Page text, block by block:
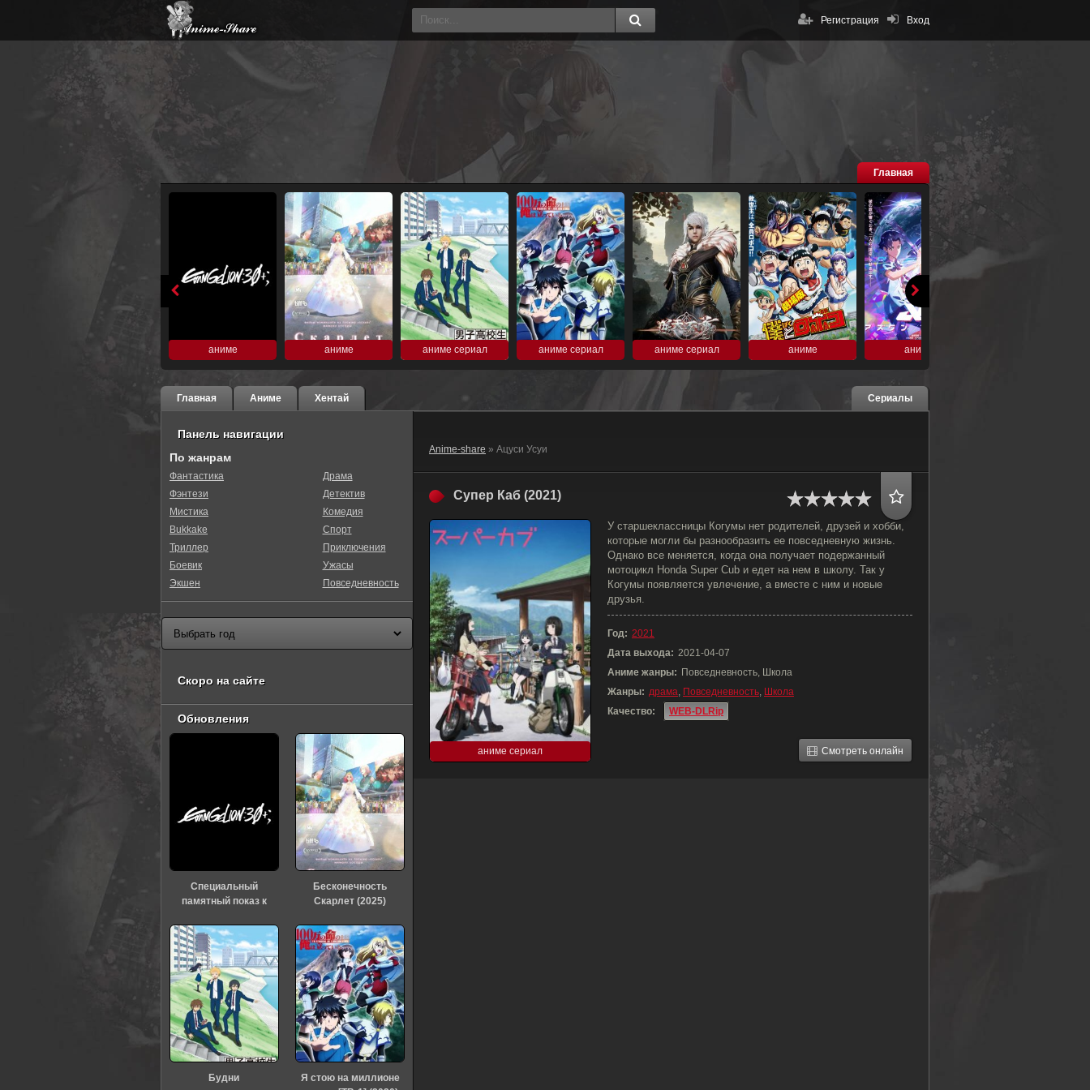
Вход
Регистрация
Главная
аниме аниме аниме сериал аниме сериал аниме сериал аниме аниме
Главная Аниме Хентай Сериалы
Anime-share » Ацуси Усуи
Супер Каб (2021)
аниме сериал
У старшеклассницы Когумы нет родителей, друзей и хобби,
которые могли бы разнообразить ее повседневную жизнь.
Однако все меняется, когда она получает подержанный
мотоцикл Honda Super Cub и едет на нем в школу. Так у
Когумы появляется увлечение, а вместе с ним и новые
друзья.
Год: 2021
Дата выхода: 2021-04-07
Аниме жанры: Повседневность, Школа
Жанры: драма, Повседневность, Школа
Качество:
WEB-DLRip
Смотреть онлайн
Панель навигации
По жанрам
Фантастика
Фэнтези
Мистика
Bukkake
Триллер
Боевик
Экшен
Драма
Детектив
Комедия
Спорт
Приключения
Ужасы
Повседневность
Скоро на сайте
Обновления
Специальный
памятный показ к
«Евангелиона» (2026)
Бесконечность
Скарлет (2025)
Будни
Я стою на миллионе